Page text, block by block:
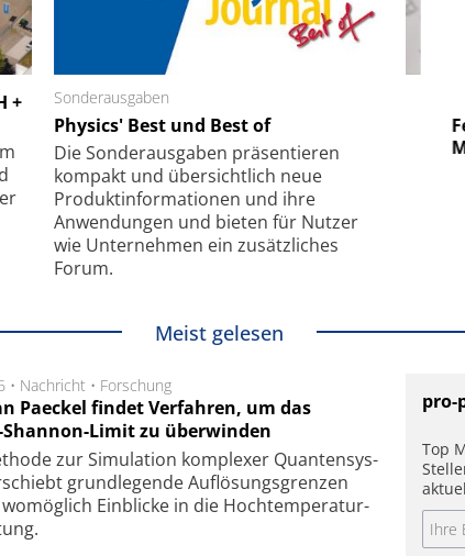
+
Sonderausgaben
Physics' Best und Best of
Die Sonder­ausgaben präsentieren
kompakt und übersichtlich neue
Produkt­informationen und ihre
Anwendungen und bieten für Nutzer
wie Unternehmen ein zusätzliches
Forum.
Elektronenmikroskopie auf
kleinstem Raum
Meist gelesen
• Nachricht • Forschung
Paeckel findet Verfahren, um das
Limit zu überwinden
zur Simu­la­tion kom­ple­xer Quan­ten­sys­
grund­le­gen­de Auf­lösungs­gren­zen
Ein­blicke in die Hoch­tempe­ra­tur­
pro-
Top